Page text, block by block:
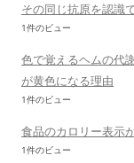
その同じ抗原を認識
1件のビュー
色で覚えるヘムの代
が黄色になる理由
1件のビュー
食品のカロリー表示
1件のビュー